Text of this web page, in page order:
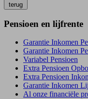
terug
Pensioen en lijfrente
Garantie Inkomen
Garantie Inkomen
Variabel Pensioen
Extra Pensioen
Extra Pensioen
Garantie Inkomen
Al onze financiële